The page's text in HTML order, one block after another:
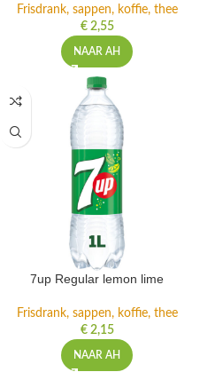
Frisdrank, sappen, koffie, thee
€2,55
NAAR AH
7up Regular lemon lime
Frisdrank, sappen, koffie, thee
€2,15
NAAR AH